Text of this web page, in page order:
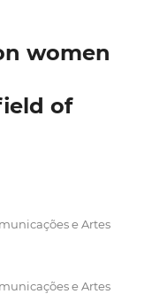
women
of
e Artes
e Artes